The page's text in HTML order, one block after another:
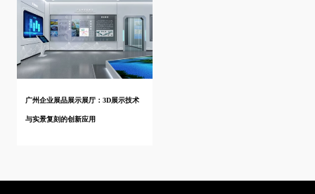
广州企业展品展示展厅：3D展示技术
与实景复刻的创新应用